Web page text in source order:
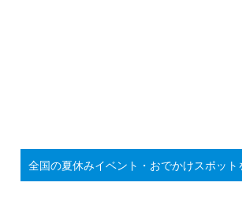
全国の夏休みイベント・おでかけスポット